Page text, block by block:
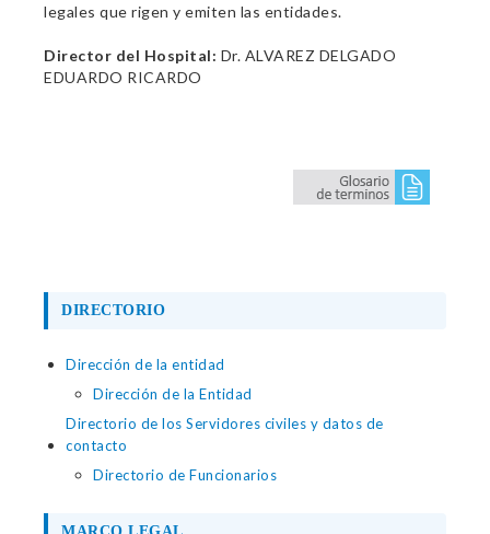
legales que rigen y emiten las entidades.
Director del Hospital: Dr. ALVAREZ DELGADO
EDUARDO RICARDO
DIRECTORIO
Dirección de la entidad
Dirección de la Entidad
Directorio de los Servidores civiles y datos de
contacto
Directorio de Funcionarios